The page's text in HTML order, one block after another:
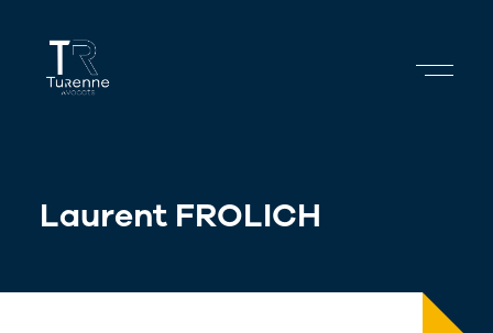
content
Laurent FROLICH